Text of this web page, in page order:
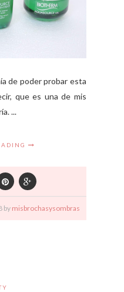
de poder probar esta
que es una de mis
...
by misbrochasysombras